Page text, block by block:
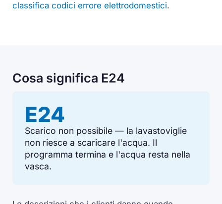
classifica codici errore elettrodomestici.
Cosa significa E24
E24
Scarico non possibile — la lavastoviglie
non riesce a scaricare l'acqua. Il
programma termina e l'acqua resta nella
vasca.